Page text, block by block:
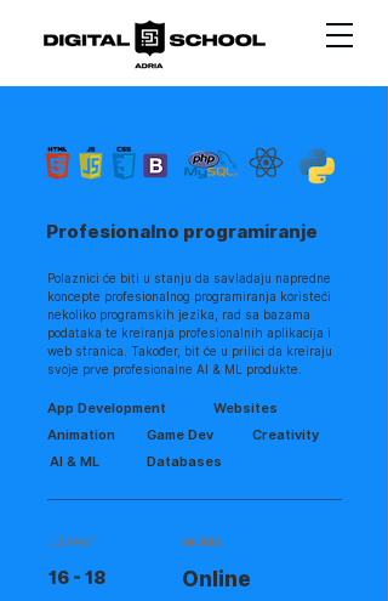
Profesionalno programiranje
Polaznici će biti u stanju da savladaju napredne
koncepte profesionalnog programiranja koristeći
nekoliko programskih jezika, rad sa bazama
podataka te kreiranja profesionalnih aplikacija i
web stranica. Također, bit će u prilici da kreiraju
svoje prve profesionalne AI & ML produkte.
App Development
Websites
Animation
Game Dev
AI & ML
Databases
Creativity
UZRAST
16 - 18
MODEL
Online